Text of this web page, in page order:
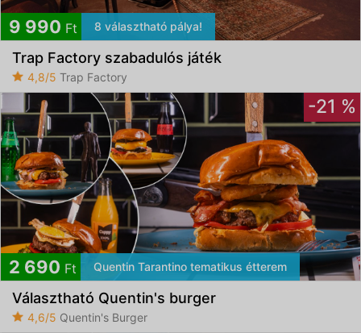
9 990 Ft 8 választható pálya!
Trap Factory szabadulós játék
4,8/5 Trap Factory
-21 %
2 690 Ft Quentin Tarantino tematikus étterem
Választható Quentin's burger
4,6/5 Quentin's Burger